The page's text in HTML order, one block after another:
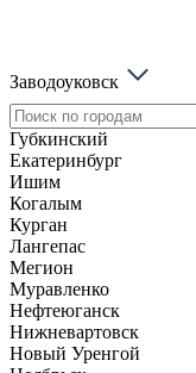
Заводоуковск
Губкинский
Екатеринбург
Ишим
Когалым
Курган
Лангепас
Мегион
Муравленко
Нефтеюганск
Нижневартовск
Новый Уренгой